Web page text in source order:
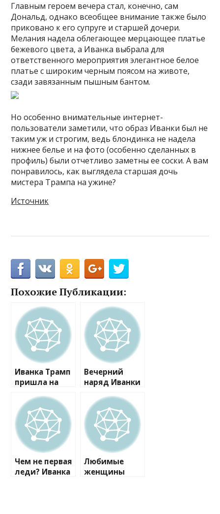
Главным героем вечера стал, конечно, сам
Дональд, однако всеобщее внимание также было
приковано к его супруге и старшей дочери.
Мелания надела облегающее мерцающее платье
бежевого цвета, а Иванка выбрала для
ответственного мероприятия элегантное белое
платье с широким черным поясом на животе,
сзади завязанным пышным бантом.
Но особенно внимательные интернет-
пользователи заметили, что образ Иванки был не
таким уж и строгим, ведь блондинка не надела
нижнее белье и на фото (особенно сделанных в
профиль) были отчетливо заметны ее соски. А вам
понравилось, как выглядела старшая дочь
мистера Трампа на ужине?
Источник
Похожие Публикации:
Иванка Трамп
пришла на
инаугурации
отца без
нижнего
белья
Вечерний
наряд Иванки
$4000
сравнили с
одеждой
мигрантов
Чем не первая
леди? Иванка
Любимые
женщины